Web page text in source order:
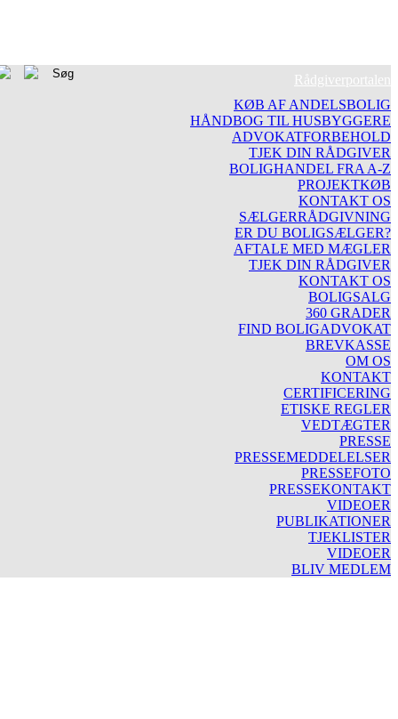
Rådgiverportalen
KØB AF ANDELSBOLIG
HÅNDBOG TIL HUSBYGGERE
ADVOKATFORBEHOLD
TJEK DIN RÅDGIVER
BOLIGHANDEL FRA A-Z
PROJEKTKØB
KONTAKT OS
SÆLGERRÅDGIVNING
ER DU BOLIGSÆLGER?
AFTALE MED MÆGLER
TJEK DIN RÅDGIVER
KONTAKT OS
BOLIGSALG
360 GRADER
FIND BOLIGADVOKAT
BREVKASSE
OM OS
KONTAKT
CERTIFICERING
ETISKE REGLER
VEDTÆGTER
PRESSE
PRESSEMEDDELELSER
PRESSEFOTO
PRESSEKONTAKT
VIDEOER
PUBLIKATIONER
TJEKLISTER
VIDEOER
BLIV MEDLEM